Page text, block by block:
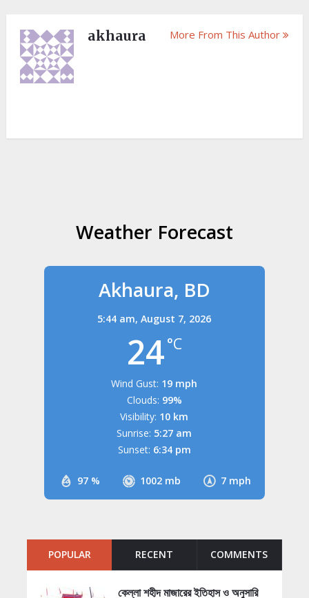
akhaura More From This Author
Weather Forecast
Akhaura, BD
5:44 am,August 7, 2026
24°C
97 % 1002 mb 7 mph
Wind Gust: 19 mph
Clouds: 99%
Visibility: 10 km
Sunrise: 5:27 am
Sunset: 6:34 pm
POPULAR RECENT COMMENTS
কেল্লা শহীদ মাজারের ইতিহাস ও অনুসারি